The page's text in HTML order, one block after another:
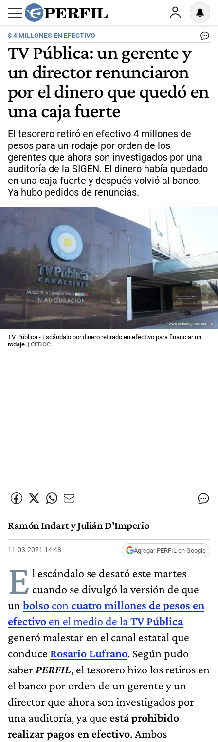
$ 4 MILLONES EN EFECTIVO
TV Pública: un gerente y
un director renunciaron
por el dinero que quedó en
una caja fuerte
El tesorero retiró en efectivo 4 millones de
pesos para un rodaje por orden de los
gerentes que ahora son investigados por una
auditoría de la SIGEN. El dinero había quedado
en una caja fuerte y después volvió al banco.
Ya hubo pedidos de renuncias.
TV Pública - Escándalo por dinero retirado en efectivo para financiar un
rodaje. | CEDOC
Ramón Indart y Julián D'Imperio
11-03-2021 14:48 Agregar PERFIL en Google
E l escándalo se desató este martes
cuando se divulgó la versión de que
un bolso con cuatro millones de pesos en
efectivo en el medio de laTV Pública
generó malestar en el canal estatal que
conduce Rosario Lufrano. Según pudo
saber PERFIL, el tesorero hizo los retiros en
el banco por orden de un gerente y un
director que ahora son investigados por
una auditoría, ya que está prohibido
realizar pagos en efectivo. Ambos